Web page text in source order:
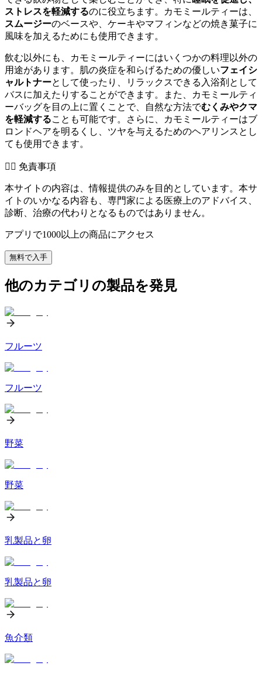
ストレスを軽減するのに役立ちます。カモミールティーは、
スムージーのベースや、ケーキやマフィンなどの焼き菓子に
風味を加えるためにも使用できます。
飲む以外にも、カモミールティーにはいくつかの料理以外の
用途があります。肌の炎症を和らげるための優しいフェイシ
ャルトナーとして使ったり、リラックスできる入浴剤として
バスに加えたりすることができます。また、カモミールティ
ーバッグを目の上に置くことで、自然な方法でむくみやクマ
を軽減することも可能です。さらに、カモミールティーはブ
ロンドヘアを明るくし、ツヤを与えるためのヘアリンスとし
ても使用できます。
👨‍⚕️️ 免責事項
本サイトの内容は、情報提供のみを目的としています。本サ
イトのいかなる内容も、専門家による医療上のアドバイス、
診断、治療の代わりとなるものではありません。
アプリで1000以上の商品にアクセス
無料で入手
他のカテゴリの製品を発見
フルーツ
フルーツ
野菜
野菜
乳製品と卵
乳製品と卵
魚介類